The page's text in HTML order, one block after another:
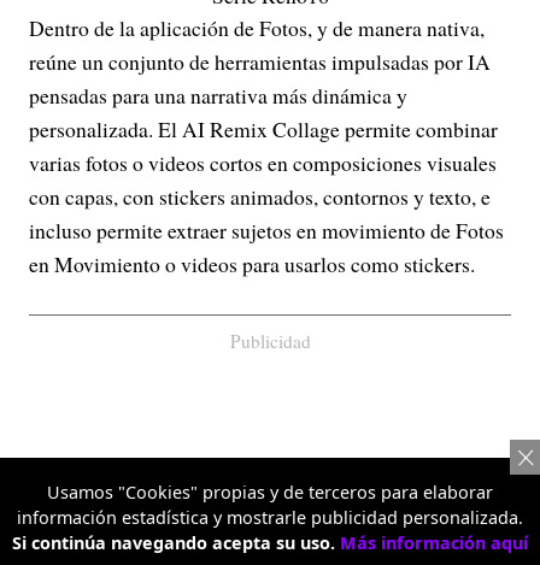
Dentro de la aplicación de Fotos, y de manera nativa,
reúne un conjunto de herramientas impulsadas por IA
pensadas para una narrativa más dinámica y
personalizada. El AI Remix Collage permite combinar
varias fotos o videos cortos en composiciones visuales
con capas, con stickers animados, contornos y texto, e
incluso permite extraer sujetos en movimiento de Fotos
en Movimiento o videos para usarlos como stickers.
Publicidad
Usamos "Cookies" propias y de terceros para elaborar
información estadística y mostrarle publicidad personalizada.
Si continúa navegando acepta su uso. Más información aquí